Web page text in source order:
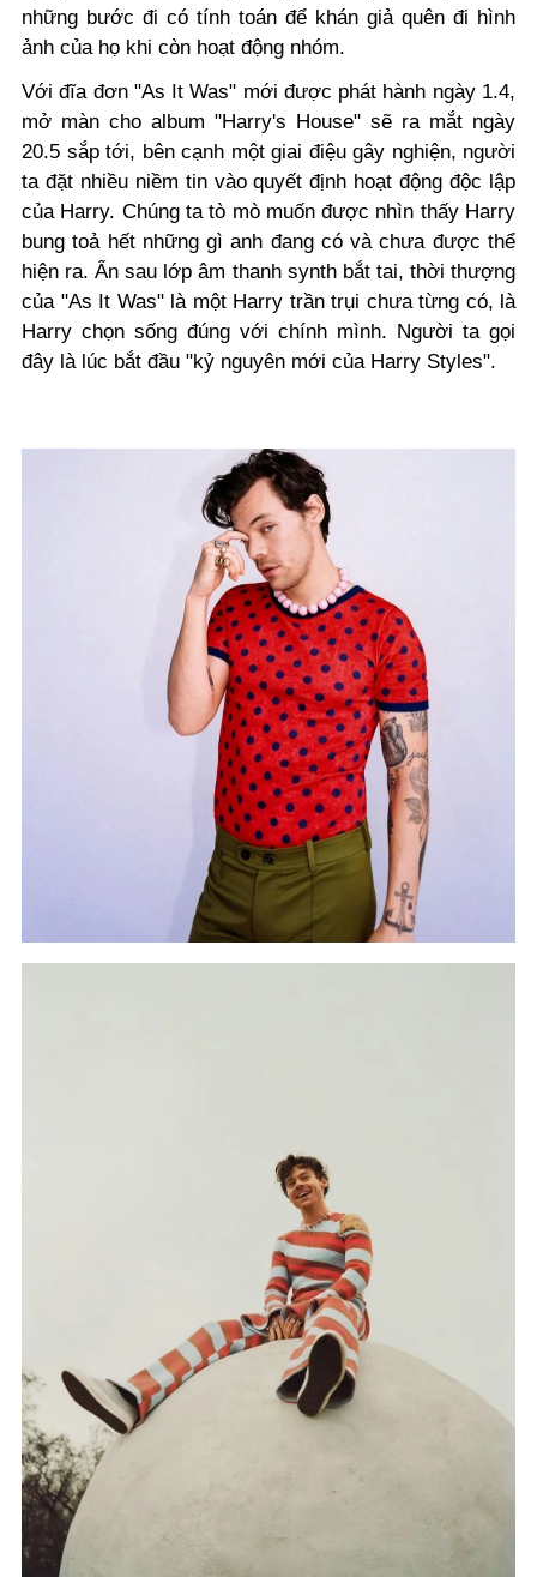
những bước đi có tính toán để khán giả quên đi hình
ảnh của họ khi còn hoạt động nhóm.
Với đĩa đơn "As It Was" mới được phát hành ngày 1.4,
mở màn cho album "Harry's House" sẽ ra mắt ngày
20.5 sắp tới, bên cạnh một giai điệu gây nghiện, người
ta đặt nhiều niềm tin vào quyết định hoạt động độc lập
của Harry. Chúng ta tò mò muốn được nhìn thấy Harry
bung toả hết những gì anh đang có và chưa được thể
hiện ra. Ẩn sau lớp âm thanh synth bắt tai, thời thượng
của "As It Was" là một Harry trần trụi chưa từng có, là
Harry chọn sống đúng với chính mình. Người ta gọi
đây là lúc bắt đầu "kỷ nguyên mới của Harry Styles".